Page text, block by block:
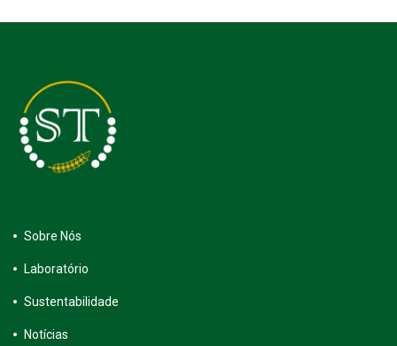
Sobre Nós
Laboratório
Sustentabilidade
Notícias